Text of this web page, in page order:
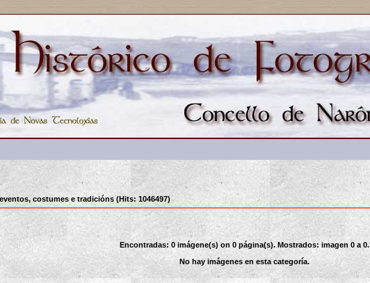
costumes e tradicións (Hits: 1046497)
Encontradas: 0 imágene(s) on 0 página(s). Mostrados: imagen 0 a 0.
No hay imágenes en esta categoría.